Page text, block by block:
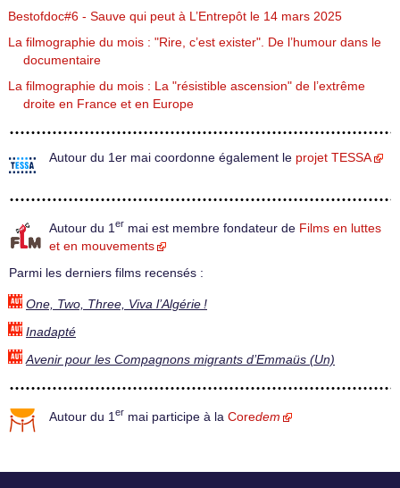
Bestofdoc#6 - Sauve qui peut à L’Entrepôt le 14 mars 2025
La filmographie du mois : "Rire, c’est exister". De l’humour dans le
documentaire
La filmographie du mois : La "résistible ascension" de l’extrême
droite en France et en Europe
Autour du 1er mai coordonne également le projet TESSA
Autour du 1 er mai est membre fondateur de Films en luttes
et en mouvements
Parmi les derniers films recensés :
One, Two, Three, Viva l’Algérie !
Inadapté
Avenir pour les Compagnons migrants d’Emmaüs (Un)
Autour du 1 er mai participe à la Coredem